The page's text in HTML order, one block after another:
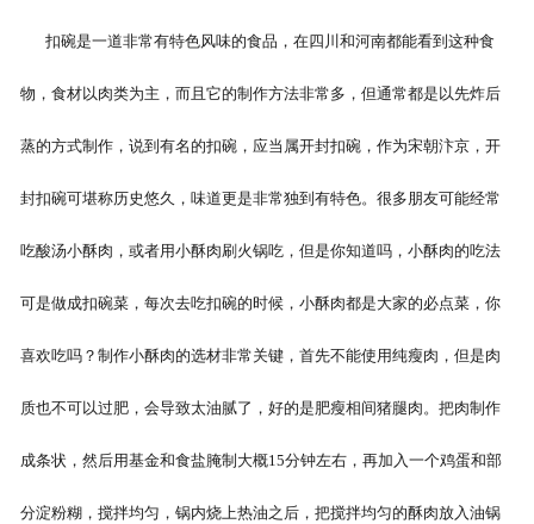
扣碗是一道非常有特色风味的食品，在四川和河南都能看到这种食
物，食材以肉类为主，而且它的制作方法非常多，但通常都是以先炸后
蒸的方式制作，说到有名的扣碗，应当属开封扣碗，作为宋朝汴京，开
封扣碗可堪称历史悠久，味道更是非常独到有特色。很多朋友可能经常
吃酸汤小酥肉，或者用小酥肉刷火锅吃，但是你知道吗，小酥肉的吃法
可是做成扣碗菜，每次去吃扣碗的时候，小酥肉都是大家的必点菜，你
喜欢吃吗？制作小酥肉的选材非常关键，首先不能使用纯瘦肉，但是肉
质也不可以过肥，会导致太油腻了，好的是肥瘦相间猪腿肉。把肉制作
成条状，然后用基金和食盐腌制大概15分钟左右，再加入一个鸡蛋和部
分淀粉糊，搅拌均匀，锅内烧上热油之后，把搅拌均匀的酥肉放入油锅